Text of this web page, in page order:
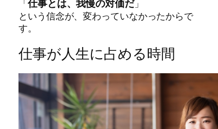
「仕事とは、我慢の対価だ」
という信念が、変わっていなかったからで
す。
仕事が人生に占める時間